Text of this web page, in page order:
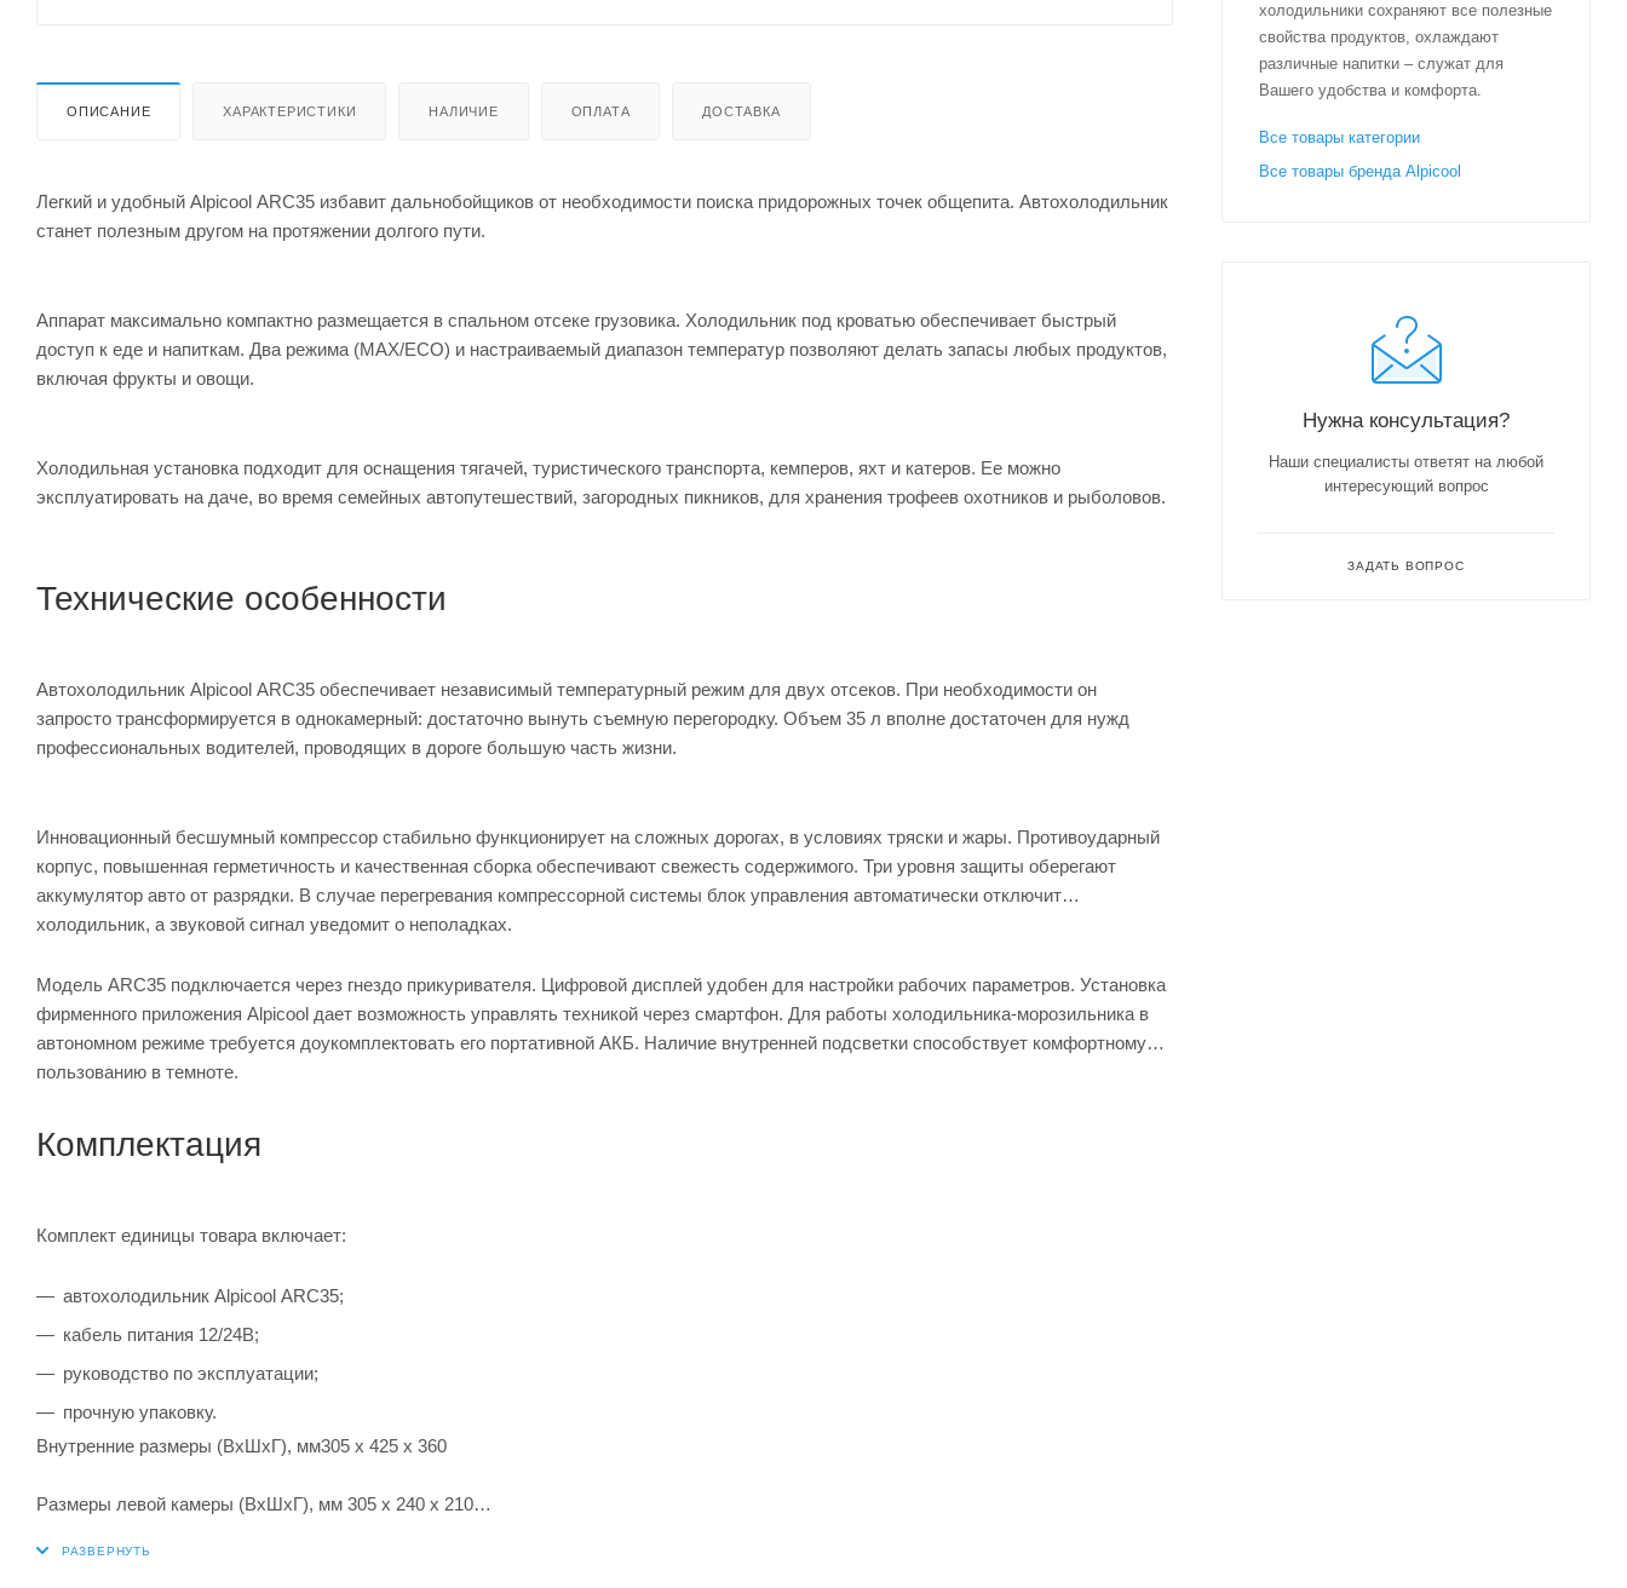
ОПИСАНИЕ ХАРАКТЕРИСТИКИ НАЛИЧИЕ ОПЛАТА ДОСТАВКА
Легкий и удобный Alpicool ARC35 избавит дальнобойщиков от необходимости поиска придорожных точек общепита. Автохолодильник
станет полезным другом на протяжении долгого пути.
Аппарат максимально компактно размещается в спальном отсеке грузовика. Холодильник под кроватью обеспечивает быстрый
доступ к еде и напиткам. Два режима (MAX/ECO) и настраиваемый диапазон температур позволяют делать запасы любых продуктов,
включая фрукты и овощи.
Холодильная установка подходит для оснащения тягачей, туристического транспорта, кемперов, яхт и катеров. Ее можно
эксплуатировать на даче, во время семейных автопутешествий, загородных пикников, для хранения трофеев охотников и рыболовов.
Технические особенности
Автохолодильник Alpicool ARC35 обеспечивает независимый температурный режим для двух отсеков. При необходимости он
запросто трансформируется в однокамерный: достаточно вынуть съемную перегородку. Объем 35 л вполне достаточен для нужд
профессиональных водителей, проводящих в дороге большую часть жизни.
Инновационный бесшумный компрессор стабильно функционирует на сложных дорогах, в условиях тряски и жары. Противоударный
корпус, повышенная герметичность и качественная сборка обеспечивают свежесть содержимого. Три уровня защиты оберегают
аккумулятор авто от разрядки. В случае перегревания компрессорной системы блок управления автоматически отключит
холодильник, а звуковой сигнал уведомит о неполадках.
Модель ARC35 подключается через гнездо прикуривателя. Цифровой дисплей удобен для настройки рабочих параметров. Установка
фирменного приложения Alpicool дает возможность управлять техникой через смартфон. Для работы холодильника-морозильника в
автономном режиме требуется доукомплектовать его портативной АКБ. Наличие внутренней подсветки способствует комфортному
пользованию в темноте.
Комплектация
Комплект единицы товара включает:
автохолодильник Alpicool ARC35;
кабель питания 12/24В;
руководство по эксплуатации;
прочную упаковку.
Внутренние размеры (ВxШxГ), мм305 х 425 х 360
Размеры левой камеры (ВхШхГ), мм 305 х 240 х 210
Размеры правой камеры (ВхШхГ), мм 305 х 160 х 360
холодильники сохраняют все полезные
свойства продуктов, охлаждают
различные напитки – служат для
Вашего удобства и комфорта.
Все товары категории
Все товары бренда Alpicool
Нужна консультация?
Наши специалисты ответят на любой
интересующий вопрос
ЗАДАТЬ ВОПРОС